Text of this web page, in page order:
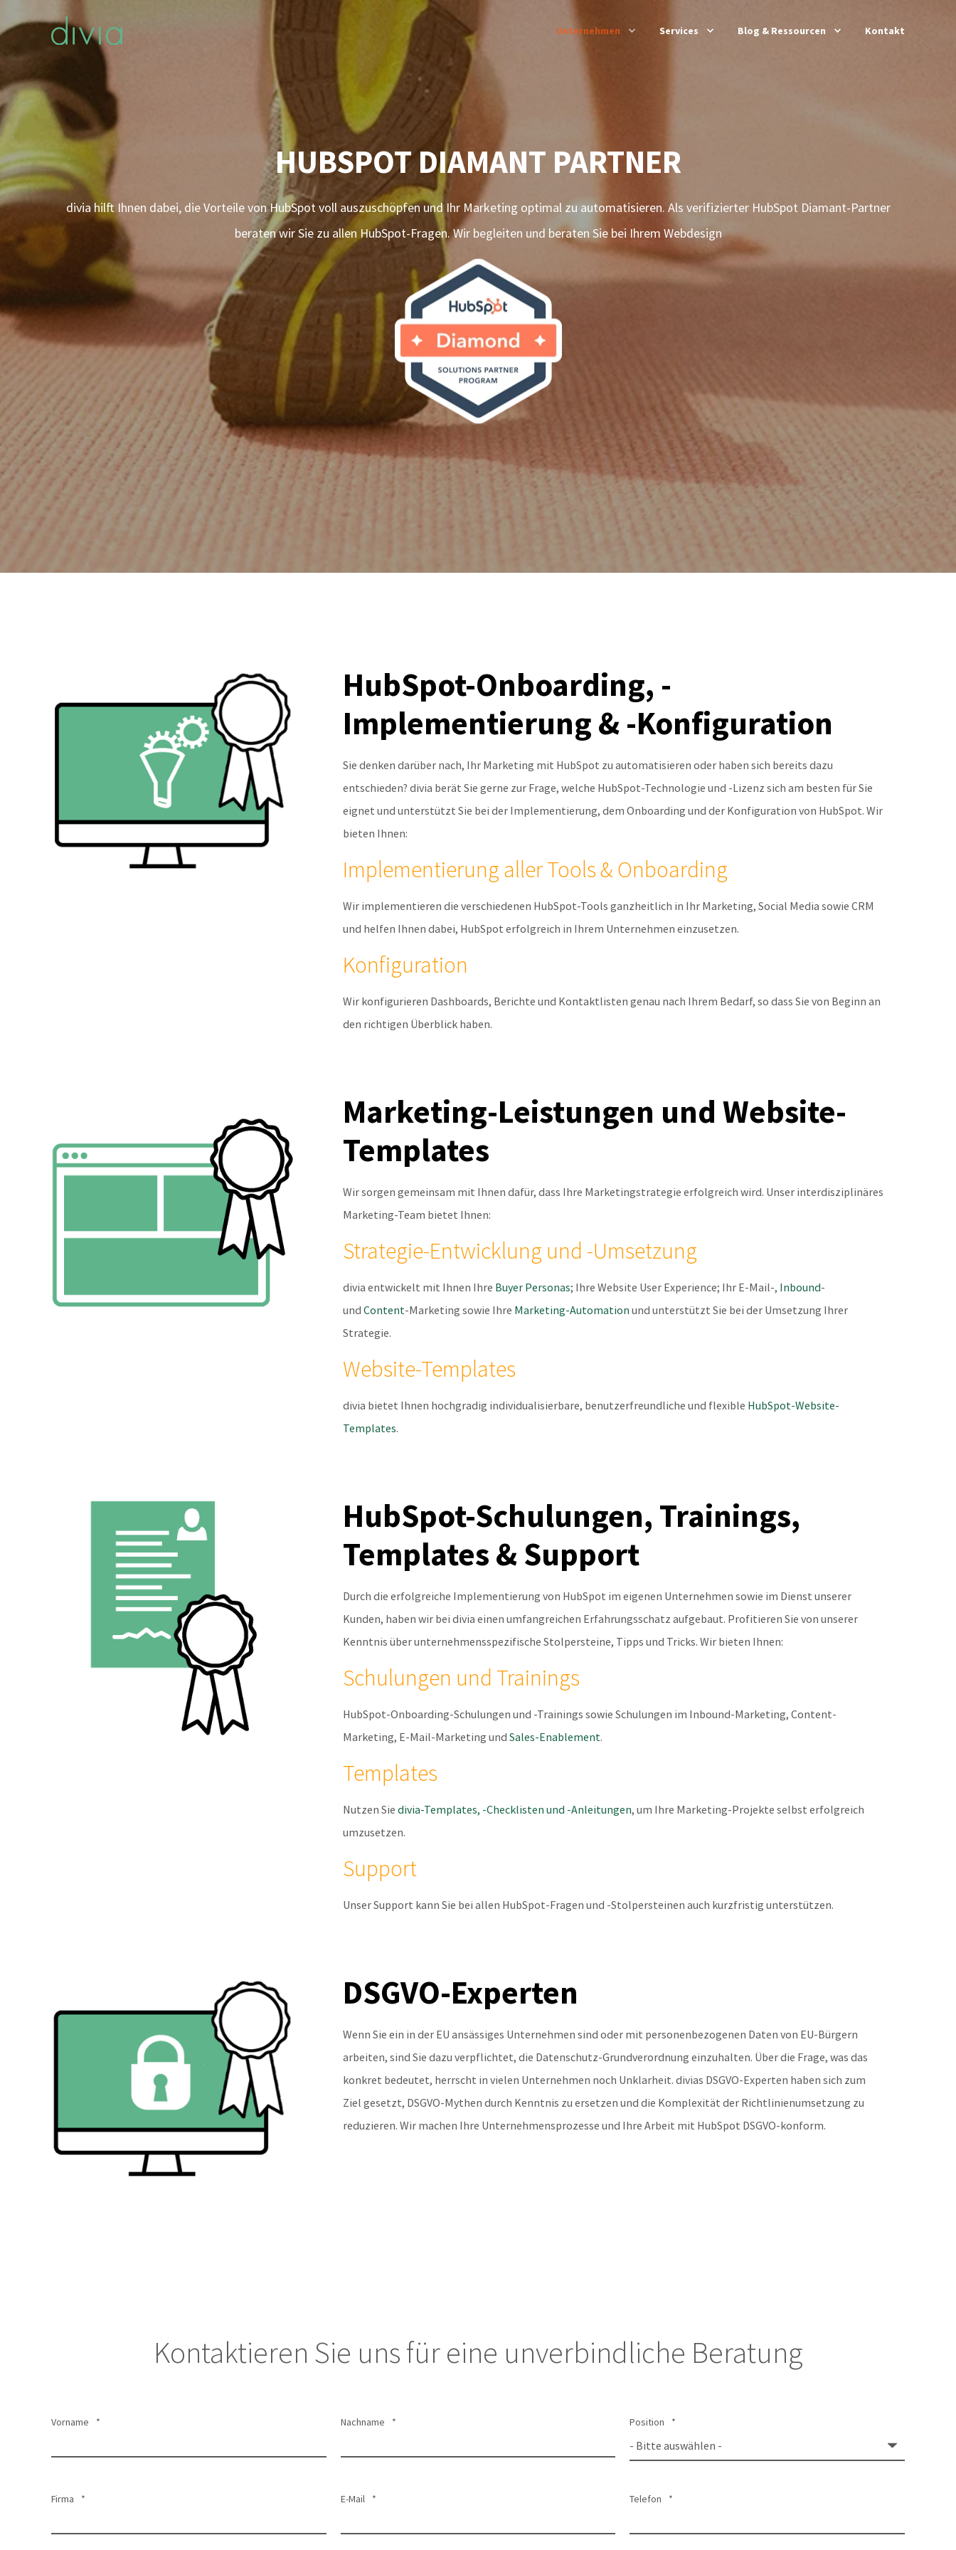
Unternehmen Services Blog & Ressourcen Kontakt
HUBSPOT DIAMANT PARTNER
divia hilft Ihnen dabei, die Vorteile von HubSpot voll auszuschöpfen und Ihr Marketing optimal zu automatisieren. Als verifizierter HubSpot Diamant-Partner
beraten wir Sie zu allen HubSpot-Fragen. Wir begleiten und beraten Siemit Trainings oder bei DSGVO-Themen.
HubSpot-Onboarding, -
Implementierung & -Konfiguration
Sie denken darüber nach, Ihr Marketing mit HubSpot zu automatisieren oder haben sich bereits dazu
entschieden? divia berät Sie gerne zur Frage, welche HubSpot-Technologie und -Lizenz sich am besten für Sie
eignet und unterstützt Sie bei der Implementierung, dem Onboarding und der Konfiguration von HubSpot. Wir
bieten Ihnen:
Implementierung aller Tools & Onboarding
Wir implementieren die verschiedenen HubSpot-Tools ganzheitlich in Ihr Marketing, Social Media sowie CRM
und helfen Ihnen dabei, HubSpot erfolgreich in Ihrem Unternehmen einzusetzen.
Konfiguration
Wir konfigurieren Dashboards, Berichte und Kontaktlisten genau nach Ihrem Bedarf, so dass Sie von Beginn an
den richtigen Überblick haben.
Marketing-Leistungen und Website-
Templates
Wir sorgen gemeinsam mit Ihnen dafür, dass Ihre Marketingstrategie erfolgreich wird. Unser interdisziplinäres
Marketing-Team bietet Ihnen:
Strategie-Entwicklung und -Umsetzung
divia entwickelt mit Ihnen Ihre Buyer Personas; Ihre Website User Experience; Ihr E-Mail-, Inbound-
und Content-Marketing sowie Ihre Marketing-Automation und unterstützt Sie bei der Umsetzung Ihrer
Strategie.
Website-Templates
divia bietet Ihnen hochgradig individualisierbare, benutzerfreundliche und flexible HubSpot-Website-
Templates.
HubSpot-Schulungen, Trainings,
Templates & Support
Durch die erfolgreiche Implementierung von HubSpot im eigenen Unternehmen sowie im Dienst unserer
Kunden, haben wir bei divia einen umfangreichen Erfahrungsschatz aufgebaut. Profitieren Sie von unserer
Kenntnis über unternehmensspezifische Stolpersteine, Tipps und Tricks. Wir bieten Ihnen:
Schulungen und Trainings
HubSpot-Onboarding-Schulungen und -Trainings sowie Schulungen im Inbound-Marketing, Content-
Marketing, E-Mail-Marketing und Sales-Enablement.
Templates
Nutzen Sie divia-Templates, -Checklisten und -Anleitungen, um Ihre Marketing-Projekte selbst erfolgreich
umzusetzen.
Support
Unser Support kann Sie bei allen HubSpot-Fragen und -Stolpersteinen auch kurzfristig unterstützen.
DSGVO-Experten
Wenn Sie ein in der EU ansässiges Unternehmen sind oder mit personenbezogenen Daten von EU-Bürgern
arbeiten, sind Sie dazu verpflichtet, die Datenschutz-Grundverordnung einzuhalten. Über die Frage, was das
konkret bedeutet, herrscht in vielen Unternehmen noch Unklarheit. divias DSGVO-Experten haben sich zum
Ziel gesetzt, DSGVO-Mythen durch Kenntnis zu ersetzen und die Komplexität der Richtlinienumsetzung zu
reduzieren. Wir machen Ihre Unternehmensprozesse und Ihre Arbeit mit HubSpot DSGVO-konform.
Kontaktieren Sie uns für eine unverbindliche Beratung
Vorname * Nachname * Position *
Firma * E-Mail * Telefon *